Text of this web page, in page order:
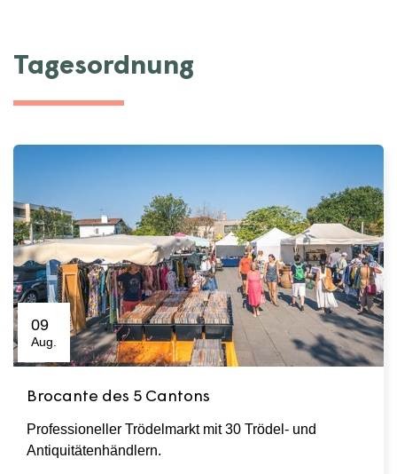
Tagesordnung
09
Aug.
Brocante des 5 Cantons
Professioneller Trödelmarkt mit 30 Trödel- und
Antiquitätenhändlern.